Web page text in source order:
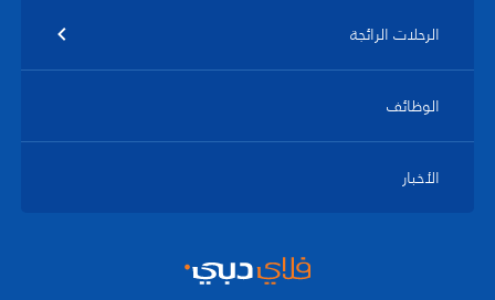
الرحلات الرائجة
الوظائف
الأخبار